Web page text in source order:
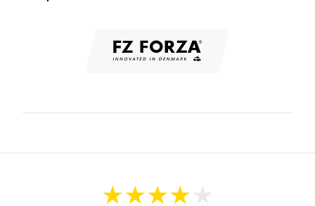
est le matériau léger et respirant qui garantit une
Enfin,LATaide à empêcher la torsion de la chaussure lors
chaussures de badminton pour femme Forza maintenant !